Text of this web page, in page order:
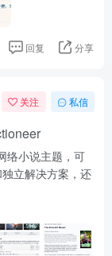
回复 分享
关注 私信
络小说主题，可
立解决方案，还